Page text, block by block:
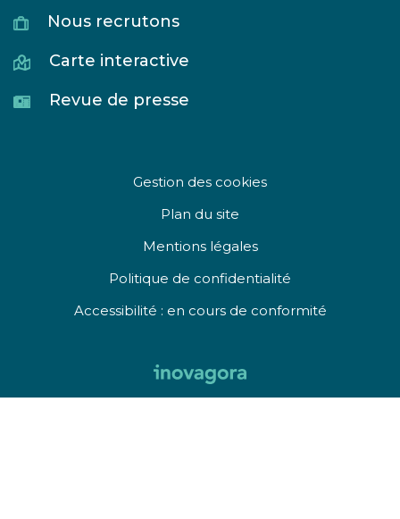
Nous recrutons
Carte interactive
Revue de presse
Gestion des cookies
Plan du site
Mentions légales
Politique de confidentialité
Accessibilité : en cours de conformité